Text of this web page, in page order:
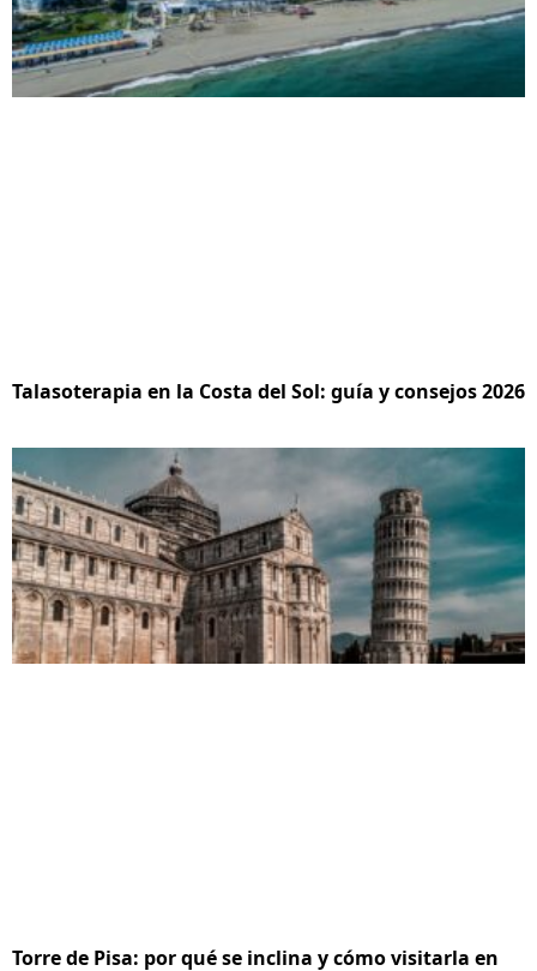
Talasoterapia en la Costa del Sol: guía y consejos 2026
Torre de Pisa: por qué se inclina y cómo visitarla en